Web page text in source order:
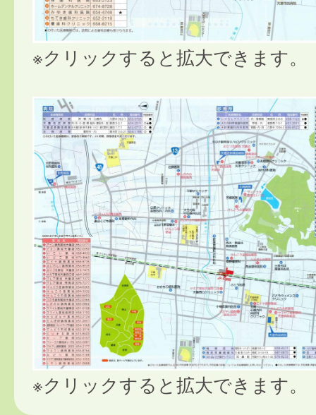
※クリックすると拡大できます。
※クリックすると拡大できます。